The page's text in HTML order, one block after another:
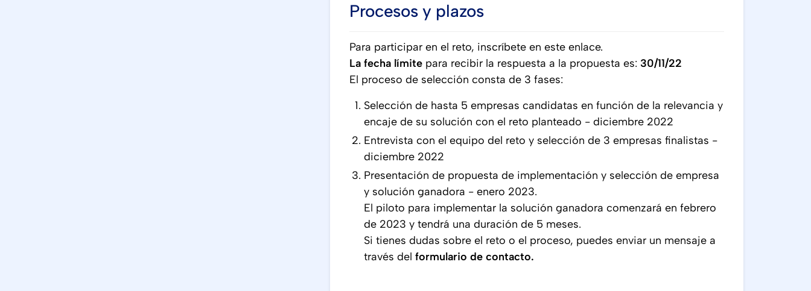
Procesos y plazos
Para participar en el reto, inscríbete en este enlace.
La fecha límite para recibir la respuesta a la propuesta es: 30/11/22
El proceso de selección consta de 3 fases:
Selección de hasta 5 empresas candidatas en función de la relevancia y
encaje de su solución con el reto planteado - diciembre 2022
Entrevista con el equipo del reto y selección de 3 empresas finalistas -
diciembre 2022
Presentación de propuesta de implementación y selección de empresa
y solución ganadora - enero 2023.
El piloto para implementar la solución ganadora comenzará en febrero
de 2023 y tendrá una duración de 5 meses.
Si tienes dudas sobre el reto o el proceso, puedes enviar un mensaje a
través del formulario de contacto.